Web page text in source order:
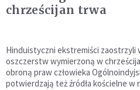
chrześcijan trwa
Hinduistyczni ekstremiści zaostrzyli
oszczerstw wymierzoną w
obroną praw człowieka
potwierdzają też źródła kościelne w